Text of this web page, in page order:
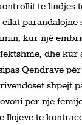
të
kur një
dhe
Qendrave
shpejt
për një
të